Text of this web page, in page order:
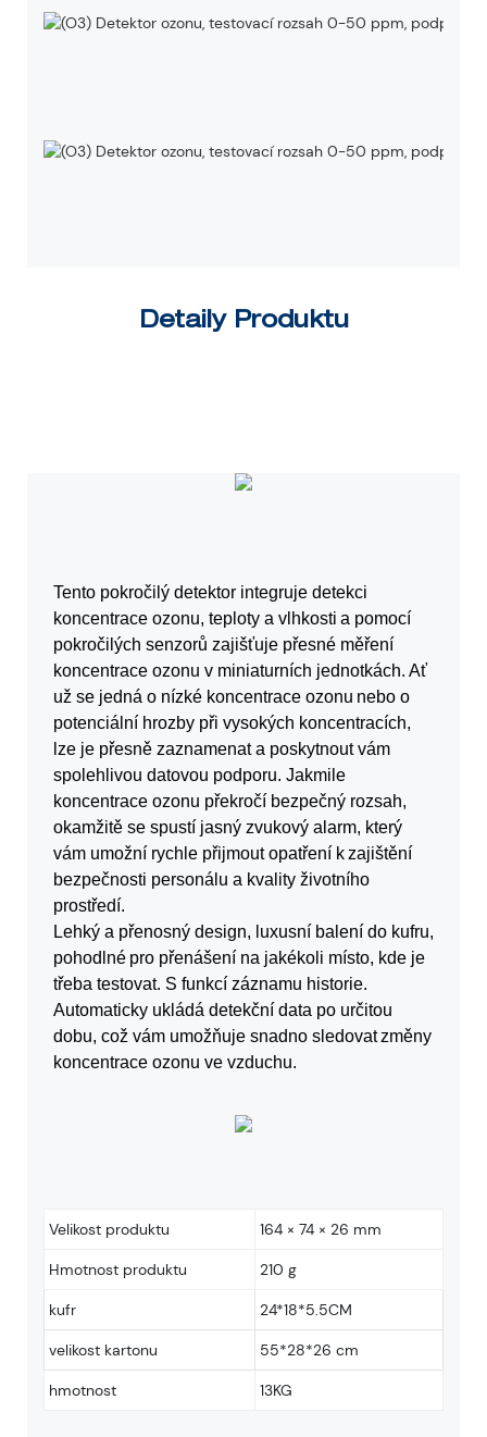
Detaily Produktu
Tento pokročilý detektor integruje detekci
koncentrace ozonu, teploty a vlhkosti a pomocí
pokročilých senzorů zajišťuje přesné měření
koncentrace ozonu v miniaturních jednotkách. Ať
už se jedná o nízké koncentrace ozonu nebo o
potenciální hrozby při vysokých koncentracích,
lze je přesně zaznamenat a poskytnout vám
spolehlivou datovou podporu. Jakmile
koncentrace ozonu překročí bezpečný rozsah,
okamžitě se spustí jasný zvukový alarm, který
vám umožní rychle přijmout opatření kzajištění
bezpečnosti personálu a kvality životního
prostředí.
Lehký a přenosný design, luxusní balení do kufru,
pohodlné pro přenášení na jakékoli místo, kde je
třeba testovat. S funkcí záznamu historie.
Automaticky ukládá detekční data po určitou
dobu, což vám umožňuje snadno sledovatzměny
koncentrace ozonu ve vzduchu.
Velikost produktu 164 × 74 × 26 mm
Hmotnost produktu 210 g
kufr 24*18*5.5CM
velikost kartonu 55*28*26 cm
hmotnost 13KG